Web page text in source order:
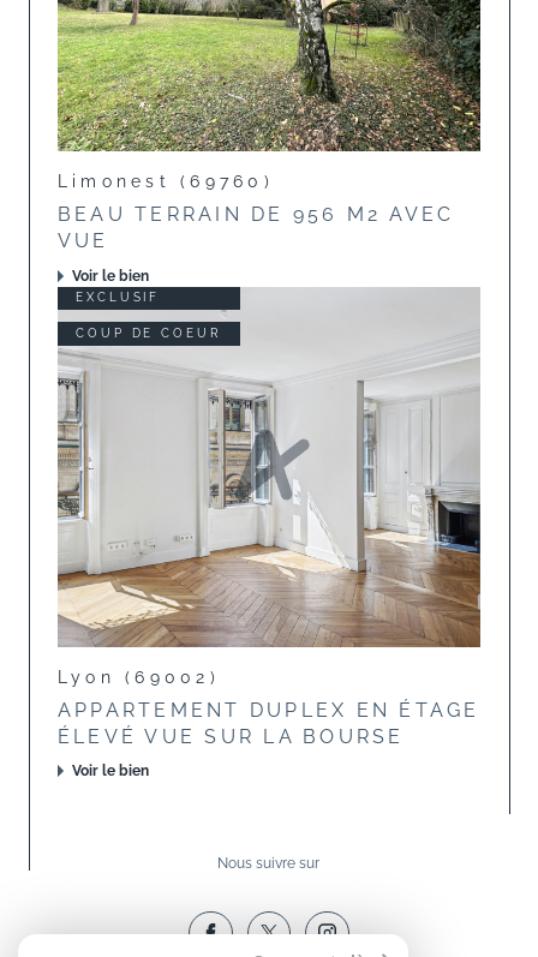
Limonest (69760)
BEAU TERRAIN DE 956 M2 AVEC
VUE
Voir le bien
EXCLUSIF
COUP DE COEUR
Lyon (69002)
APPARTEMENT DUPLEX EN ÉTAGE
ÉLEVÉ VUE SUR LA BOURSE
Voir le bien
Nous suivre sur